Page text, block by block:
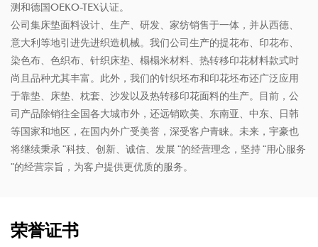
测和德国OEKO-TEX认证。
公司集床垫面料设计、生产、研发、家纺销售于一体，并从西德、
意大利等地引进先进织造机械。我们公司生产的提花布、印花布、
染色布、色织布、针织床垫、榻榻米材料、热转移印花材料款式时
尚且品种尤其丰富。此外，我们的针织坯布和印花坯布还广泛应用
于靠垫、床垫、枕套、沙发以及热转移印花面料的生产。目前，公
司产品除销往全国各大城市外，还远销欧美、东南亚、中东、日韩
等国家和地区，在国内外广受美誉，深受客户青睐。未来，宇豪也
将继续秉承 "科技、创新、诚信、发展 "的经营理念，坚持 "用心服务
"的经营宗旨，为客户提供更优质的服务。
荣誉证书